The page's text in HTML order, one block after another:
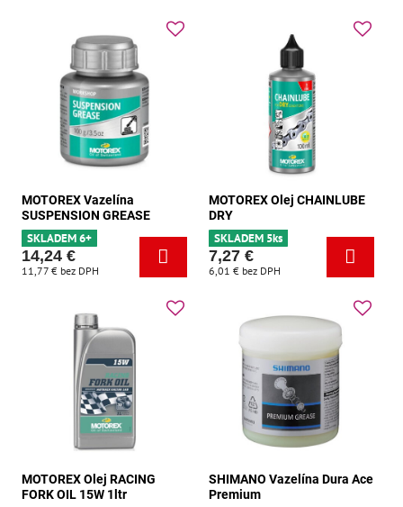
MOTOREX Vazelína
SUSPENSION GREASE
SKLADEM 6+
14,24 €
11,77 € bez DPH
MOTOREX Olej CHAINLUBE
DRY
SKLADEM 5ks
7,27 €
6,01 € bez DPH
MOTOREX Olej RACING
FORK OIL 15W 1ltr
SHIMANO Vazelína Dura Ace
Premium